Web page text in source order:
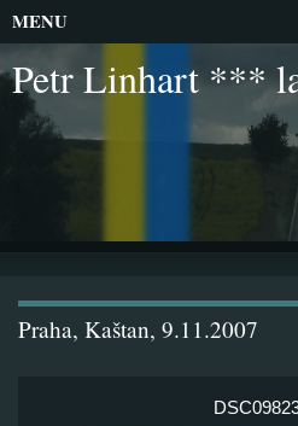
Petr Linhart ***
Praha, Kaštan, 9.11.2007
MENU